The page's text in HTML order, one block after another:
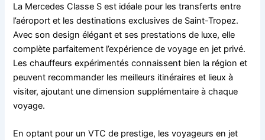
La Mercedes Classe S est idéale pour les transferts entre
l’aéroport et les destinations exclusives de Saint-Tropez.
Avec son design élégant et ses prestations de luxe, elle
complète parfaitement l’expérience de voyage en jet privé.
Les chauffeurs expérimentés connaissent bien la région et
peuvent recommander les meilleurs itinéraires et lieux à
visiter, ajoutant une dimension supplémentaire à chaque
voyage.
En optant pour un VTC de prestige, les voyageurs en jet